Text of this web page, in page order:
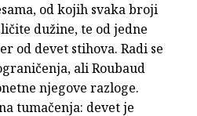
od kojih svaka broji
dužine, te od jedne
od devet stihova. Radi se
ali Roubaud
njegove razloge.
tumačenja: devet je